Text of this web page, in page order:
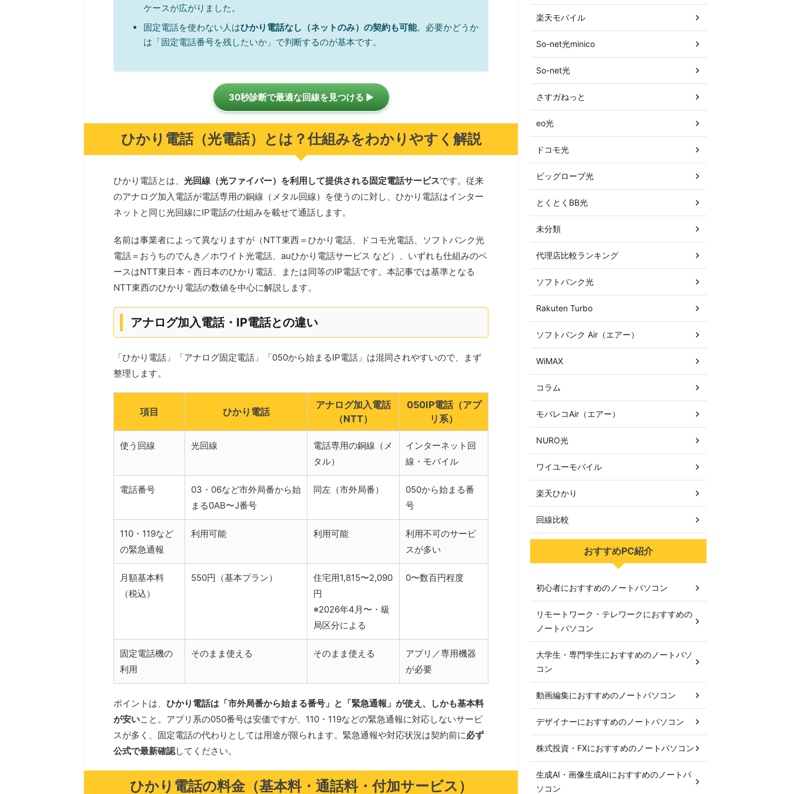
ケースが広がりました。
固定電話を使わない人はひかり電話なし（ネットのみ）の契約も可能。必要かどうか
は「固定電話番号を残したいか」で判断するのが基本です。
30秒診断で最適な回線を見つける ▶
ひかり電話（光電話）とは？仕組みをわかりやすく解説
ひかり電話とは、 光回線（光ファイバー）を利用して提供される固定電話サービスです。従来
のアナログ加入電話が電話専用の銅線（メタル回線）を使うのに対し、ひかり電話はインター
ネットと同じ光回線にIP電話の仕組みを載せて通話します。
名前は事業者によって異なりますが（NTT東西＝ひかり電話、ドコモ光電話、ソフトバンク光
電話＝おうちのでんき／ホワイト光電話、auひかり電話サービス など）、いずれも仕組みのベ
ースはNTT東日本・西日本のひかり電話、または同等のIP電話です。本記事では基準となる
NTT東西のひかり電話の数値を中心に解説します。
アナログ加入電話・IP電話との違い
「ひかり電話」「アナログ固定電話」「050から始まるIP電話」は混同されやすいので、まず
整理します。
項目 ひかり電話
アナログ加入電話
（NTT）
050IP電話（アプ
リ系）
使う回線 光回線
電話専用の銅線（メ
タル）
インターネット回
線・モバイル
電話番号
03・06など市外局番から始
まる0AB〜J番号
同左（市外局番）
050から始まる番
号
110・119など
の緊急通報
利用可能 利用可能
利用不可のサービ
スが多い
月額基本料
（税込）
550円（基本プラン）
住宅用1,815〜2,090
円
※2026年4月〜・級
局区分による
0〜数百円程度
固定電話機の
利用
そのまま使える そのまま使える
アプリ／専用機器
が必要
ポイントは、 ひかり電話は「市外局番から始まる番号」と「緊急通報」が使え、しかも基本料
が安いこと。アプリ系の050番号は安価ですが、110・119などの緊急通報に対応しないサービ
スが多く、固定電話の代わりとしては用途が限られます。緊急通報や対応状況は契約前に必ず
公式で最新確認してください。
ひかり電話の料金（基本料・通話料・付加サービス）
楽天モバイル
So-net光minico
So-net光
さすガねっと
eo光
ドコモ光
ビッグローブ光
とくとくBB光
未分類
代理店比較ランキング
ソフトバンク光
Rakuten Turbo
ソフトバンク Air（エアー）
WiMAX
コラム
モバレコAir（エアー）
NURO光
ワイユーモバイル
楽天ひかり
回線比較
おすすめPC紹介
初心者におすすめのノートパソコン
リモートワーク・テレワークにおすすめの
ノートパソコン
大学生・専門学生におすすめのノートパソ
コン
動画編集におすすめのノートパソコン
デザイナーにおすすめのノートパソコン
株式投資・FXにおすすめのノートパソコン
生成AI・画像生成AIにおすすめのノートパ
ソコン